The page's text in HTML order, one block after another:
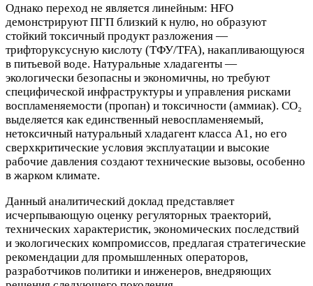
Однако переход не является линейным: HFO
демонстрируют ПГП близкий к нулю, но образуют
стойкий токсичный продукт разложения —
трифторуксусную кислоту (ТФУ/TFA), накапливающуюся
в питьевой воде. Натуральные хладагенты —
экологически безопасны и экономичны, но требуют
специфической инфраструктуры и управления рисками
воспламеняемости (пропан) и токсичности (аммиак). CO₂
выделяется как единственный невоспламеняемый,
нетоксичный натуральный хладагент класса A1, но его
сверхкритические условия эксплуатации и высокие
рабочие давления создают технические вызовы, особенно
в жарком климате.
Данный аналитический доклад представляет
исчерпывающую оценку регуляторных траекторий,
технических характеристик, экономических последствий
и экологических компромиссов, предлагая стратегические
рекомендации для промышленных операторов,
разработчиков политики и инженеров, внедряющих